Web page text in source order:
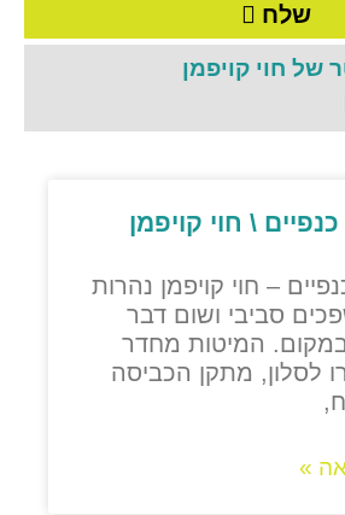
שלח
של חוי קויפמן
\ חוי קויפמן
– חוי קויפמן נהרות
סביבי ושום דבר
במקום. המיטות מחדר
לסלון, מתקן הכביסה
»